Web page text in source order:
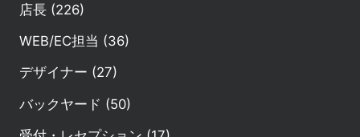
店長 (226)
WEB/EC担当 (36)
デザイナー (27)
バックヤード (50)